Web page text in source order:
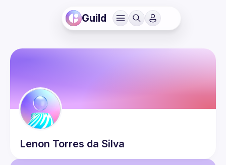
Guild
Lenon Torres da Silva